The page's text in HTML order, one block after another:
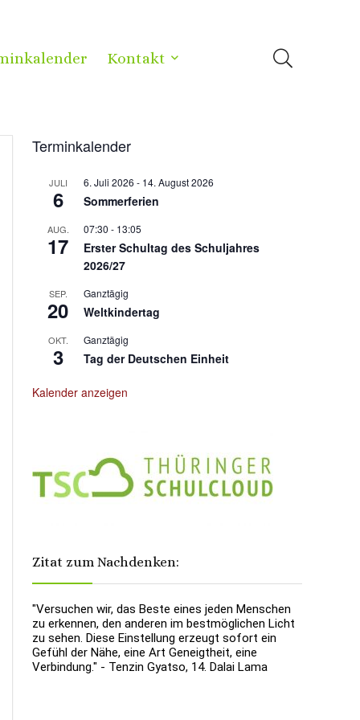
Kontakt
Terminkalender
JULI
6
6. Juli 2026 - 14. August 2026
Sommerferien
AUG.
17
07:30 - 13:05
Erster Schultag des Schuljahres
2026/27
SEP.
20
Ganztägig
Weltkindertag
OKT.
3
Ganztägig
Tag der Deutschen Einheit
Kalender anzeigen
Zitat zum Nachdenken:
"Versuchen wir, das Beste eines jeden Menschen
zu erkennen, den anderen im bestmöglichen Licht
zu sehen. Diese Einstellung erzeugt sofort ein
Gefühl der Nähe, eine Art Geneigtheit, eine
Verbindung." - Tenzin Gyatso, 14. Dalai Lama